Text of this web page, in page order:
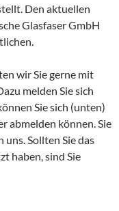
Den aktuellen
Glasfaser GmbH
wir Sie gerne mit
melden Sie sich
Sie sich (unten)
abmelden können. Sie
Sollten Sie das
haben, sind Sie